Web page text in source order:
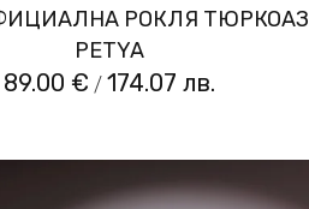
РОКЛЯ ТЮРКОАЗ
PETYA
89.00 € /174.07 лв.